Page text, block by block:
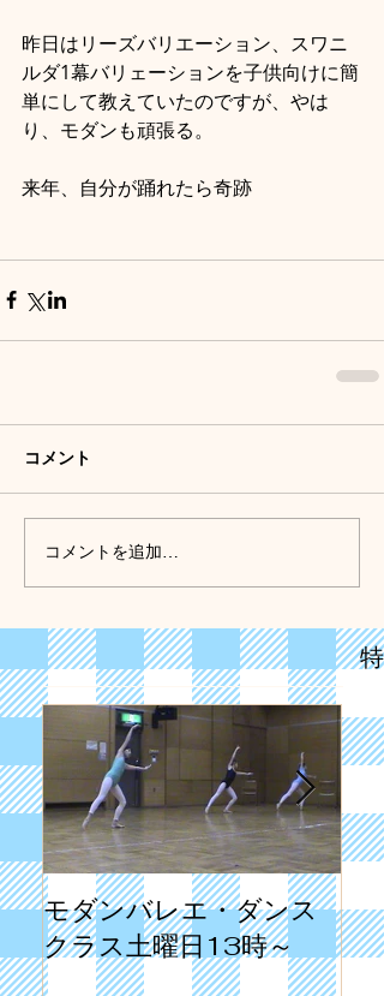
昨日はリーズバリエーション、スワニ
ルダ1幕バリェーションを子供向けに簡
単にして教えていたのですが、やは
り、モダンも頑張る。
来年、自分が踊れたら奇跡
コメント
コメントを追加…
モダンバレエ・ダンス
クラス土曜日13時～
第